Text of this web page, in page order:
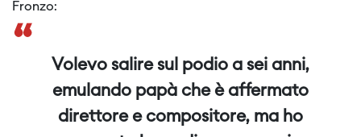
Fronzo:
“
Volevo salire sul podio a sei anni,
emulando papà che è affermato
direttore e compositore, ma ho